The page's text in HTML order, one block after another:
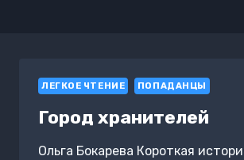
ЛЕГКОЕ ЧТЕНИЕ ПОПАДАНЦЫ
Город хранителей
Ольга Бокарева Короткая